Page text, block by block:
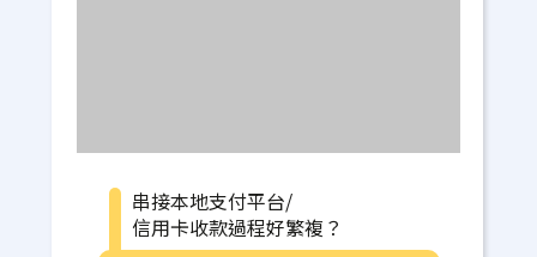
串接本地支付平台/
信用卡收款過程好繁複？